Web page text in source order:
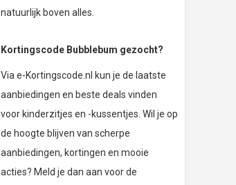
natuurlijk boven alles.
Kortingscode Bubblebum gezocht?
Via e-Kortingscode.nl kun je de laatste
aanbiedingen en beste deals vinden
voor kinderzitjes en -kussentjes. Wil je op
de hoogte blijven van scherpe
aanbiedingen, kortingen en mooie
acties? Meld je dan aan voor de